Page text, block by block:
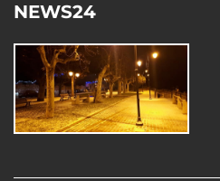
NEWS24